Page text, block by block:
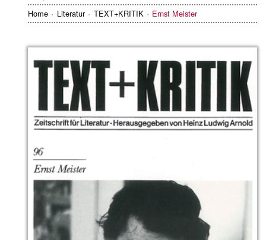
Home Literatur TEXT+KRITIK Ernst Meister